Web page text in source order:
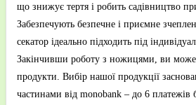
що знижує тертя і робить садівництво
Забезпечують безпечне і приємне
секатор ідеально підходить під
Закінчивши роботу з ножицями, ви
продукти. Вибір нашої продукції
частинами від monobank – до 6 платежів